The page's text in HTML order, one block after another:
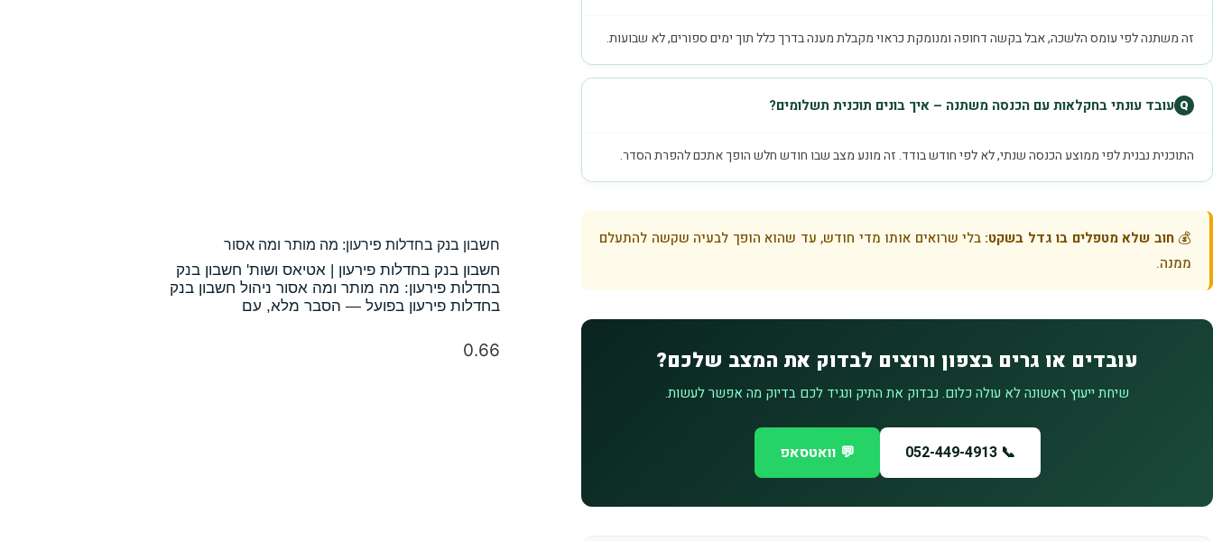
זה משתנה לפי עומס הלשכה, אבל בקשה דחופה ומנומקת כראוי מקבלת מענה בדרך כלל תוך ימים ספורים, לא שבועות.
עובד עונתי בחקלאות עם הכנסה משתנה – איך בונים תוכנית תשלומים?
התוכנית נבנית לפי ממוצע הכנסה שנתי, לא לפי חודש בודד. זה מונע מצב שבו חודש חלש הופך אתכם להפרת הסדר.
💰חוב שלא מטפלים בו גדל בשקט: בלי שרואים אותו מדי חודש, עד שהוא הופך לבעיה שקשה להתעלם
ממנה.
עובדים או גרים בצפון ורוצים לבדוק את המצב שלכם?
שיחת ייעוץ ראשונה לא עולה כלום. נבדוק את התיק ונגיד לכם בדיוק מה אפשר לעשות.
📞 052-449-4913 💬 וואטסאפ
חשבון בנק בחדלות פירעון: מה מותר ומה אסור
חשבון בנק בחדלות פירעון | אטיאס ושות' חשבון בנק
בחדלות פירעון: מה מותר ומה אסור ניהול חשבון בנק
בחדלות פירעון בפועל — הסבר מלא, עם